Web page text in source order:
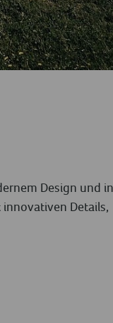
Design und
innovativen Details,